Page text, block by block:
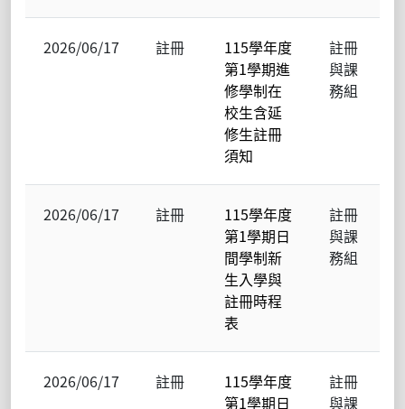
2026/06/17 註冊
115學年度
第1學期進
修學制在
校生含延
修生註冊
須知
註冊
與課
務組
2026/06/17 註冊
115學年度
第1學期日
間學制新
生入學與
註冊時程
表
註冊
與課
務組
2026/06/17 註冊
115學年度
第1學期日
註冊
與課